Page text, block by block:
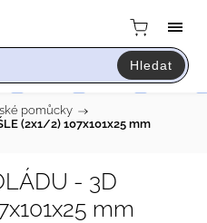
Hledat
pomůcky /
(2x1/2) 107x101x25 mm
- 3D
mm